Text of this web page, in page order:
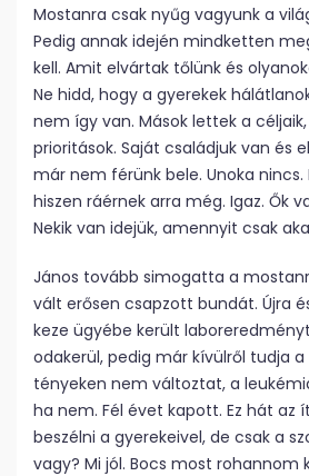
Mostanra csak nyűg vagyunk a
Pedig annak idején mindketten
kell. Amit elvártak tőlünk és
Ne hidd, hogy a gyerekek
nem így van. Mások lettek a
prioritások. Saját családjuk van és
már nem férünk bele. Unoka
hiszen ráérnek arra még. Igaz. Ők
Nekik van idejük, amennyit csak
János tovább simogatta a
vált erősen csapzott bundát. Újra
keze ügyébe került
odakerül, pedig már kívülről tudja
tényeken nem változtat, a
ha nem. Fél évet kapott. Ez hát az
beszélni a gyerekeivel, de csak a
vagy? Mi jól. Bocs most rohannom